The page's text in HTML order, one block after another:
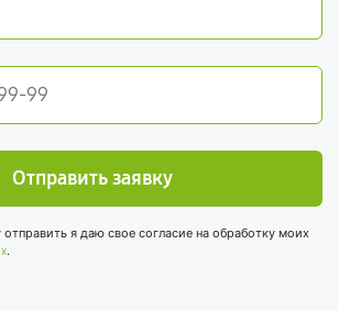
Отправить заявку
я даю свое согласие на обработку моих
.